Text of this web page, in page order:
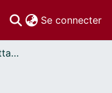
Se connecter
Thèses uOttawa // uOttawa Theses